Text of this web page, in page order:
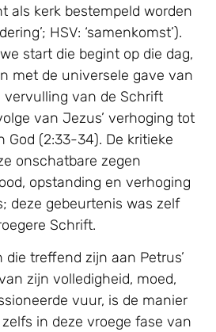
als kerk bestempeld worden
HSV: ‘samenkomst’).
start die begint op die dag,
met de universele gave van
vervulling van de Schrift
van Jezus’ verhoging tot
God (2:33-34). De kritieke
onschatbare zegen
opstanding en verhoging
deze gebeurtenis was zelf
Schrift.
treffend zijn aan Petrus’
zijn volledigheid, moed,
vuur, is de manier
in deze vroege fase van